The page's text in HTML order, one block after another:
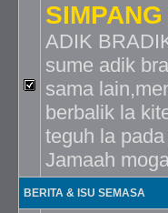
ADIK
sume adik
sama
berbalik la
teguh la
Jamaah
BERITA & ISU SEMASA